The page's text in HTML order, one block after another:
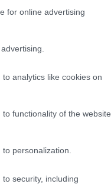
for online advertising
analytics like cookies on
functionality of the website
personalization.
security, including
που θα